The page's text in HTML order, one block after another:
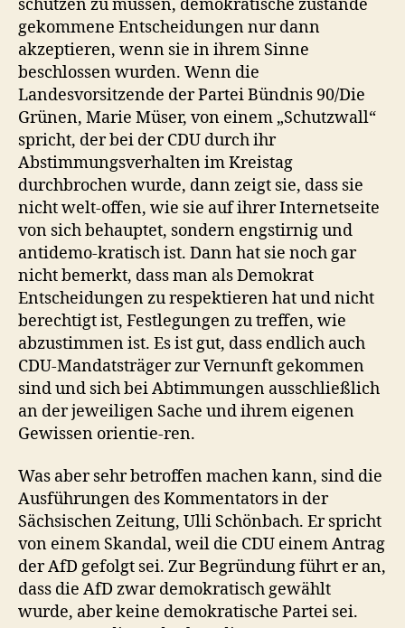
schützen zu müssen, demokratische zustande
gekommene Entscheidungen nur dann
akzeptieren, wenn sie in ihrem Sinne
beschlossen wurden. Wenn die
Landesvorsitzende der Partei Bündnis 90/Die
Grünen, Marie Müser, von einem „Schutzwall“
spricht, der bei der CDU durch ihr
Abstimmungsverhalten im Kreistag
durchbrochen wurde, dann zeigt sie, dass sie
nicht welt-offen, wie sie auf ihrer Internetseite
von sich behauptet, sondern engstirnig und
antidemo-kratisch ist. Dann hat sie noch gar
nicht bemerkt, dass man als Demokrat
Entscheidungen zu respektieren hat und nicht
berechtigt ist, Festlegungen zu treffen, wie
abzustimmen ist. Es ist gut, dass endlich auch
CDU-Mandatsträger zur Vernunft gekommen
sind und sich bei Abtimmungen ausschließlich
an der jeweiligen Sache und ihrem eigenen
Gewissen orientie-ren.
Was aber sehr betroffen machen kann, sind die
Ausführungen des Kommentators in der
Sächsischen Zeitung, Ulli Schönbach. Er spricht
von einem Skandal, weil die CDU einem Antrag
der AfD gefolgt sei. Zur Begründung führt er an,
dass die AfD zwar demokratisch gewählt
wurde, aber keine demokratische Partei sei.